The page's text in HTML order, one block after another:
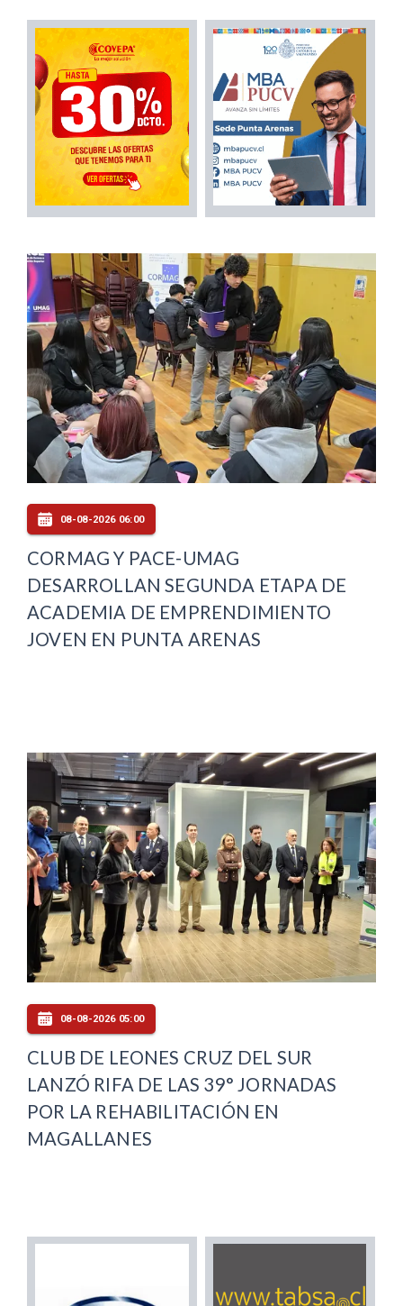
08-08-2026 06:00
CORMAG Y PACE-UMAG
DESARROLLAN SEGUNDA ETAPA DE
ACADEMIA DE EMPRENDIMIENTO
JOVEN EN PUNTA ARENAS
08-08-2026 05:00
CLUB DE LEONES CRUZ DEL SUR
LANZÓ RIFA DE LAS 39° JORNADAS
POR LA REHABILITACIÓN EN
MAGALLANES